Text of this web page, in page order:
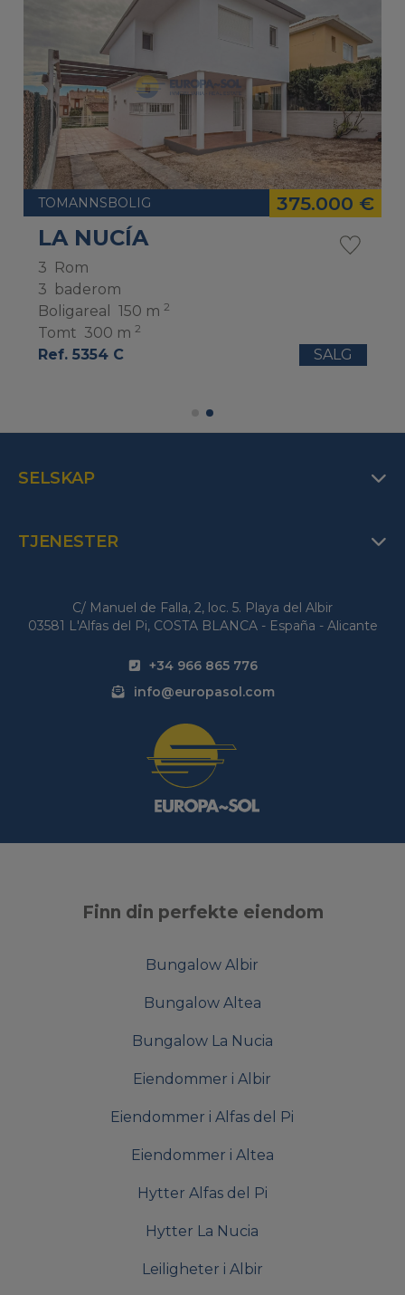
TOMANNSBOLIG 375.000 €
LA NUCÍA
3 Rom
3
baderom
Boligareal
150 m 2
Tomt 300 m 2
Ref. 5354 C SALG
SELSKAP
TJENESTER
C/ Manuel de Falla, 2, loc. 5. Playa del Albir
03581 L'Alfas del Pi, COSTA BLANCA - España - Alicante
+34 966 865 776
info@europasol.com
Finn din perfekte eiendom
Bungalow Albir
Bungalow Altea
Bungalow La Nucia
Eiendommer i Albir
Eiendommer i Alfas del Pi
Eiendommer i Altea
Hytter Alfas del Pi
Hytter La Nucia
Leiligheter i Albir